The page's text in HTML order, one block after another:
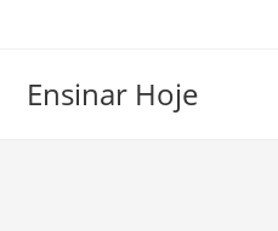
conteúdo
Ensinar Hoje